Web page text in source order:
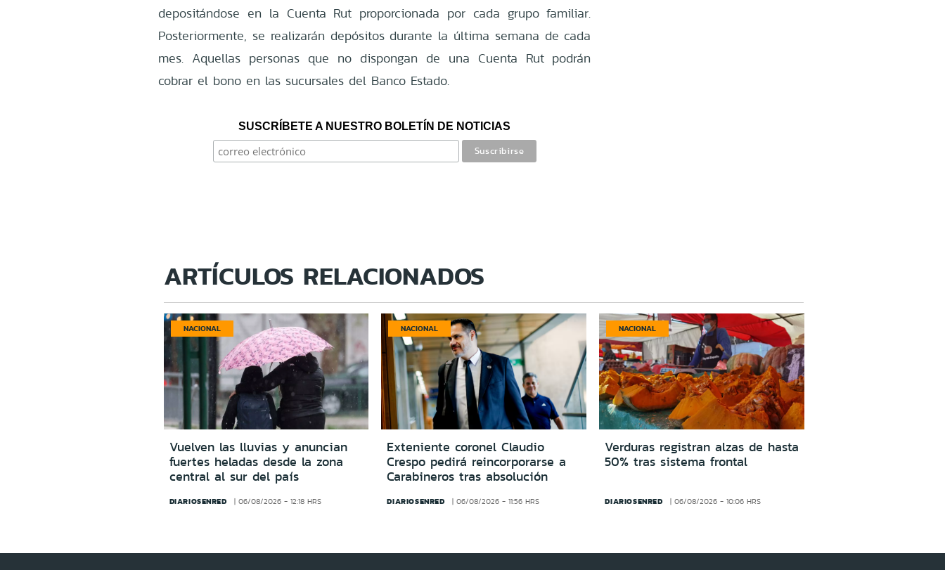
depositándose en la Cuenta Rut proporcionada por cada grupo familiar.
Posteriormente, se realizarán depósitos durante la última semana de cada
mes. Aquellas personas que no dispongan de una Cuenta Rut podrán
cobrar el bono en las sucursales del Banco Estado.
SUSCRÍBETE A NUESTRO BOLETÍN DE NOTICIAS
ARTÍCULOS RELACIONADOS
NACIONAL
Vuelven las lluvias y anuncian
fuertes heladas desde la zona
central al sur del país
DIARIOSENRED 06/08/2026 - 12:18 HRS
NACIONAL
Exteniente coronel Claudio
Crespo pedirá reincorporarse a
Carabineros tras absolución
DIARIOSENRED 06/08/2026 - 11:56 HRS
NACIONAL
Verduras registran alzas de hasta
50% tras sistema frontal
DIARIOSENRED 06/08/2026 - 10:06 HRS